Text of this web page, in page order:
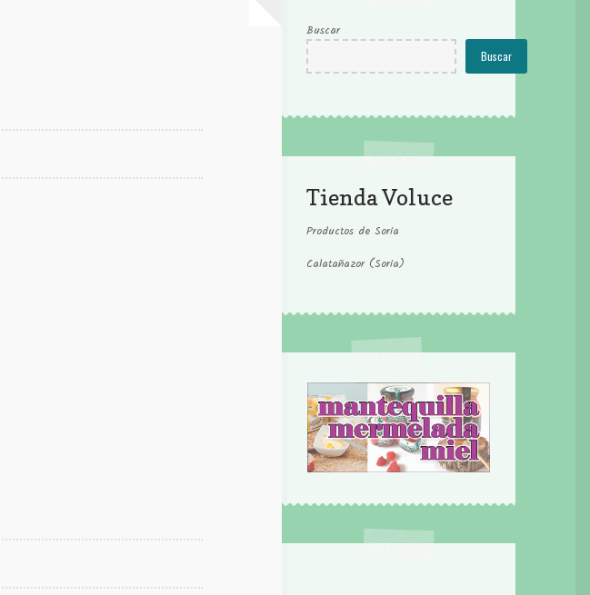
Buscar
Buscar
Tienda Voluce
Productos de Soria
Calatañazor (Soria)